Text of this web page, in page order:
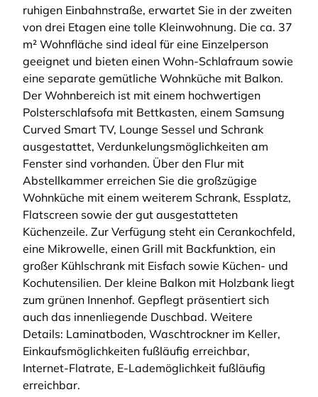
ruhigen Einbahnstraße, erwartet Sie in der zweiten
von drei Etagen eine tolle Kleinwohnung. Die ca. 37
m² Wohnfläche sind ideal für eine Einzelperson
geeignet und bieten einen Wohn-Schlafraum sowie
eine separate gemütliche Wohnküche mit Balkon.
Der Wohnbereich ist mit einem hochwertigen
Polsterschlafsofa mit Bettkasten, einem Samsung
Curved Smart TV, Lounge Sessel und Schrank
ausgestattet, Verdunkelungsmöglichkeiten am
Fenster sind vorhanden. Über den Flur mit
Abstellkammer erreichen Sie die großzügige
Wohnküche mit einem weiterem Schrank, Essplatz,
Flatscreen sowie der gut ausgestatteten
Küchenzeile. Zur Verfügung steht ein Cerankochfeld,
eine Mikrowelle, einen Grill mit Backfunktion, ein
großer Kühlschrank mit Eisfach sowie Küchen- und
Kochutensilien. Der kleine Balkon mit Holzbank liegt
zum grünen Innenhof. Gepflegt präsentiert sich
auch das innenliegende Duschbad. Weitere
Details: Laminatboden, Waschtrockner im Keller,
Einkaufsmöglichkeiten fußläufig erreichbar,
Internet-Flatrate, E-Lademöglichkeit fußläufig
erreichbar.